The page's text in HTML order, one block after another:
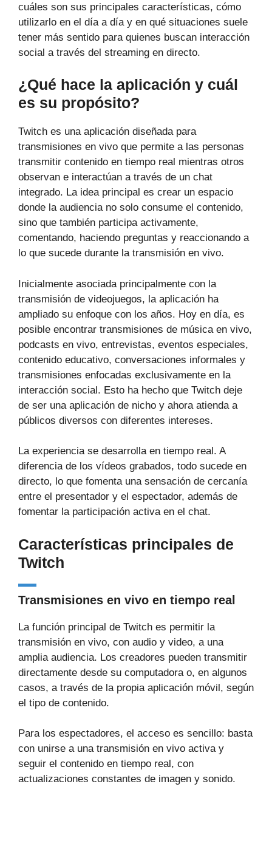
cuáles son sus principales características, cómo
utilizarlo en el día a día y en qué situaciones suele
tener más sentido para quienes buscan interacción
social a través del streaming en directo.
¿Qué hace la aplicación y cuál
es su propósito?
Twitch es una aplicación diseñada para
transmisiones en vivo que permite a las personas
transmitir contenido en tiempo real mientras otros
observan e interactúan a través de un chat
integrado. La idea principal es crear un espacio
donde la audiencia no solo consume el contenido,
sino que también participa activamente,
comentando, haciendo preguntas y reaccionando a
lo que sucede durante la transmisión en vivo.
Inicialmente asociada principalmente con la
transmisión de videojuegos, la aplicación ha
ampliado su enfoque con los años. Hoy en día, es
posible encontrar transmisiones de música en vivo,
podcasts en vivo, entrevistas, eventos especiales,
contenido educativo, conversaciones informales y
transmisiones enfocadas exclusivamente en la
interacción social. Esto ha hecho que Twitch deje
de ser una aplicación de nicho y ahora atienda a
públicos diversos con diferentes intereses.
La experiencia se desarrolla en tiempo real. A
diferencia de los vídeos grabados, todo sucede en
directo, lo que fomenta una sensación de cercanía
entre el presentador y el espectador, además de
fomentar la participación activa en el chat.
Características principales de
Twitch
Transmisiones en vivo en tiempo real
La función principal de Twitch es permitir la
transmisión en vivo, con audio y video, a una
amplia audiencia. Los creadores pueden transmitir
directamente desde su computadora o, en algunos
casos, a través de la propia aplicación móvil, según
el tipo de contenido.
Para los espectadores, el acceso es sencillo: basta
con unirse a una transmisión en vivo activa y
seguir el contenido en tiempo real, con
actualizaciones constantes de imagen y sonido.